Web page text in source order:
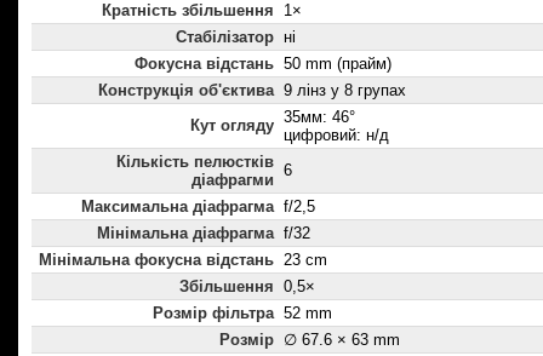
Кратність збільшення
1×
Стабілізатор ні
Фокусна відстань 50 mm (прайм)
Конструкція об'єктива 9 лінз у 8 групах
Кут огляду 35мм: 46°
цифровий: н/д
Кількість пелюстків
діафрагми
6
Максимальна діафрагма f/2,5
Мінімальна діафрагма f/32
Мінімальна фокусна відстань 23 cm
Збільшення 0,5×
Розмір фільтра 52 mm
Розмір ∅ 67.6 × 63 mm